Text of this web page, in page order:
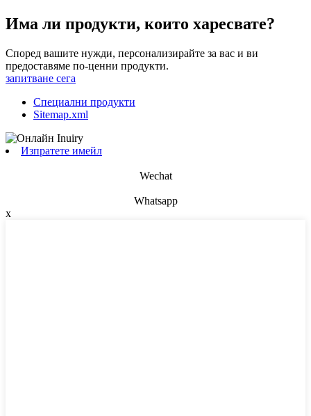
Има ли продукти, които харесвате?
Според вашите нужди, персонализирайте за вас и ви
предоставяме по-ценни продукти.
запитване сега
Специални продукти
Sitemap.xml
Изпратете имейл
Wechat
Whatsapp
x